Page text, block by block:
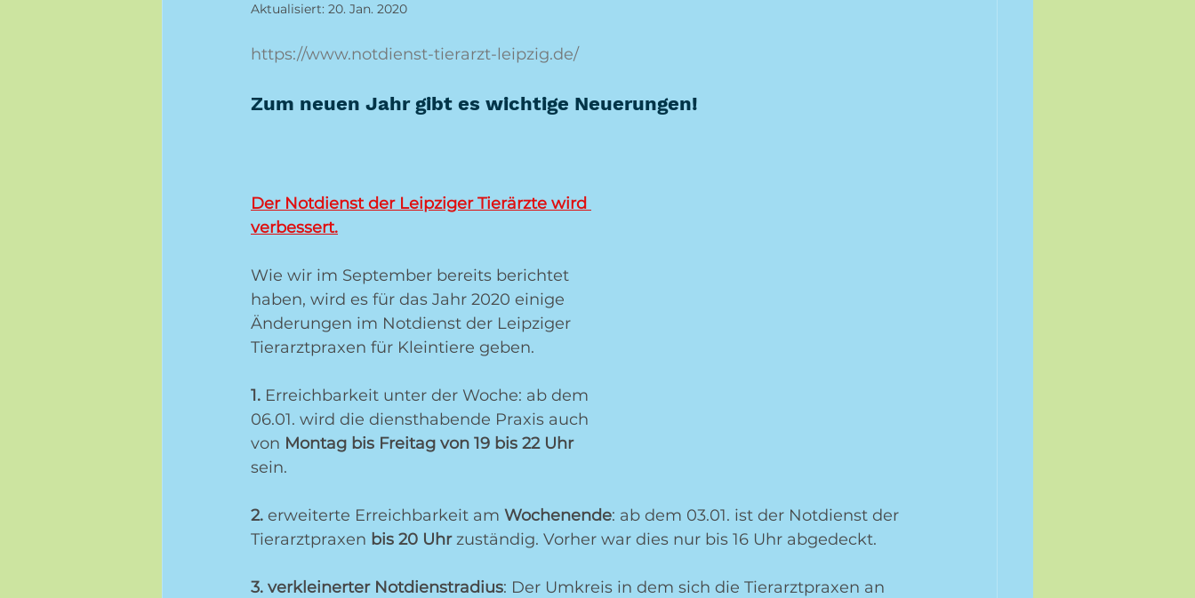
Aktualisiert: 20. Jan. 2020
https://www.notdienst-tierarzt-leipzig.de/
Zum neuen Jahr gibt es wichtige Neuerungen!
Der Notdienst der Leipziger Tierärzte wird
verbessert.
Wie wir im September bereits berichtet
haben, wird es für das Jahr 2020 einige
Änderungen im Notdienst der Leipziger
Tierarztpraxen für Kleintiere geben.
1. Erreichbarkeit unter der Woche: ab dem
06.01. wird die diensthabende Praxis auch
von Montag bis Freitag von 19 bis 22 Uhr
sein.
2. erweiterte Erreichbarkeit am Wochenende: ab dem 03.01. ist der Notdienst der
Tierarztpraxen bis 20 Uhr zuständig. Vorher war dies nur bis 16 Uhr abgedeckt.
3. verkleinerter Notdienstradius: Der Umkreis in dem sich die Tierarztpraxen an